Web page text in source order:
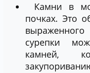
Камни в
почках. Это
сурепки
камней,